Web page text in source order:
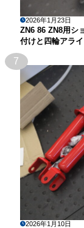
2026年1月23日
ZN6 86 ZN8用シ
付けと四輪アラ
7
2026年1月10日